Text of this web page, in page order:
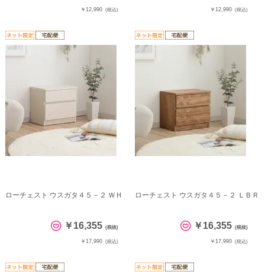
￥12,990 (税込) ￥12,990 (税込)
ローチェスト ウスガタ４５－２ ＷＨ
￥16,355 (税抜)
￥17,990 (税込)
ローチェスト ウスガタ４５－２ ＬＢＲ
￥16,355 (税抜)
￥17,990 (税込)